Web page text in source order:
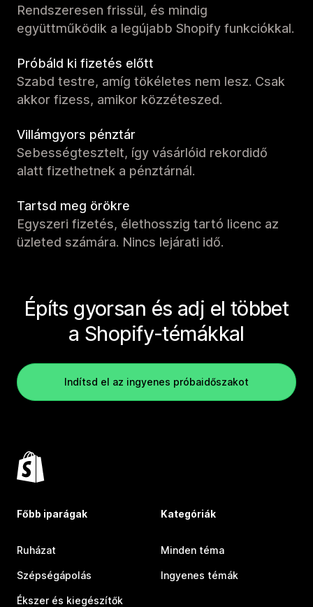
Rendszeresen frissül, és mindig
együttműködik a legújabb Shopify funkciókkal.
Próbáld ki fizetés előtt
Szabd testre, amíg tökéletes nem lesz. Csak
akkor fizess, amikor közzéteszed.
Villámgyors pénztár
Sebességtesztelt, így vásárlóid rekordidő
alatt fizethetnek a pénztárnál.
Tartsd meg örökre
Egyszeri fizetés, élethosszig tartó licenc az
üzleted számára. Nincs lejárati idő.
Építs gyorsan és adj el többet
a Shopify-témákkal
Indítsd el az ingyenes próbaidőszakot
Főbb iparágak
Ruházat
Szépségápolás
Ékszer és kiegészítők
Kategóriák
Minden téma
Ingyenes témák